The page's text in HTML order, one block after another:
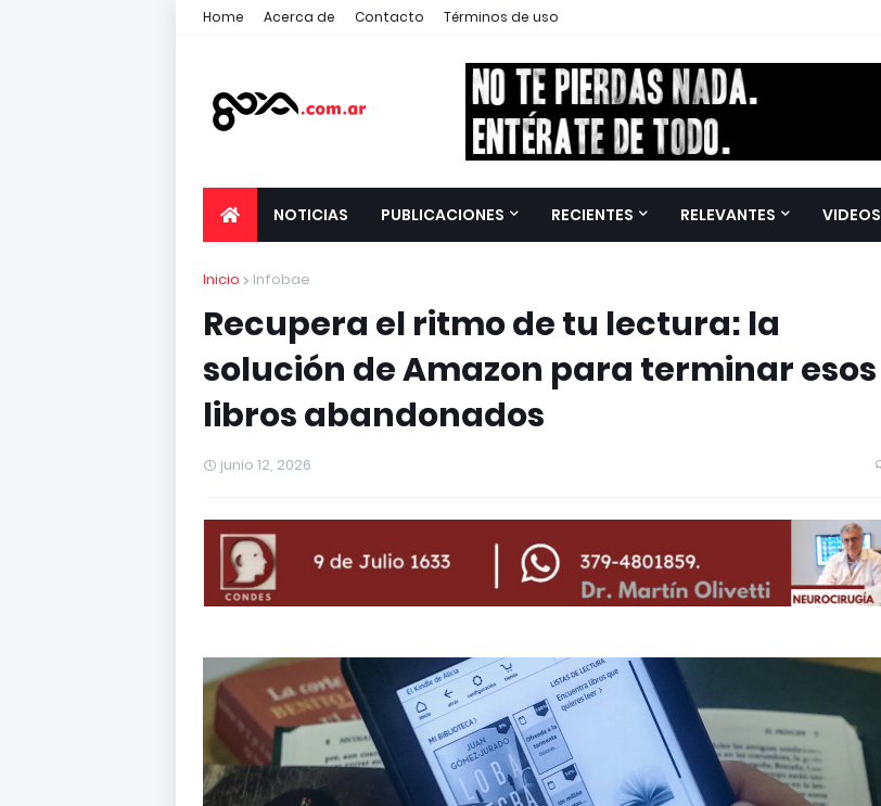
Home Acerca de Contacto Términos de uso
NOTICIAS PUBLICACIONES RECIENTES RELEVANTES VIDEOS
Inicio Infobae
Recupera el ritmo de tu lectura: la
solución de Amazon para terminar esos
libros abandonados
junio 12, 2026